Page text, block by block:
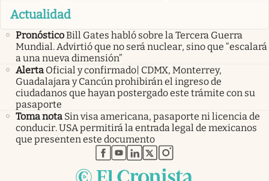
Actualidad
PronósticoBill Gates habló sobre la Tercera Guerra
Mundial. Advirtió que no será nuclear, sino que “escalará
a una nueva dimensión”
Alerta Oficial y confirmado| CDMX, Monterrey,
Guadalajara y Cancún prohibirán el ingreso de
ciudadanos que hayan postergado este trámite con su
pasaporte
Toma nota Sin visa americana, pasaporte ni licencia de
conducir. USA permitirá la entrada legal de mexicanos
que presenten este documento
abre en nueva pestaña
abre en nueva pestaña
abre en nueva pestaña
abre en nueva pestaña
abre en nueva pestaña